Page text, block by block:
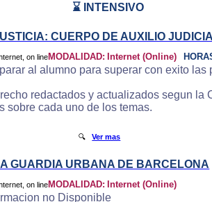
⌛ INTENSIVO
CUERPO DE AUXILIO
MODALIDAD: Internet (Online)
al alumno para superar con exito las
redactados y actualizados segun la
sobre cada uno de los temas.
🔍Ver mas
GUARDIA URBANA DE BARCELONA
MODALIDAD: Internet (Online)
no Disponible